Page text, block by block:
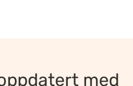
med